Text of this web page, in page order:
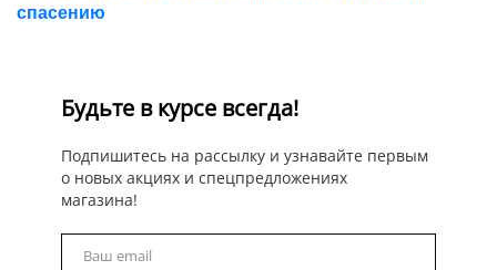
спасению
Будьте в курсе всегда!
Подпишитесь на рассылку и узнавайте первым
о новых акциях и спецпредложениях
магазина!
Ваш email